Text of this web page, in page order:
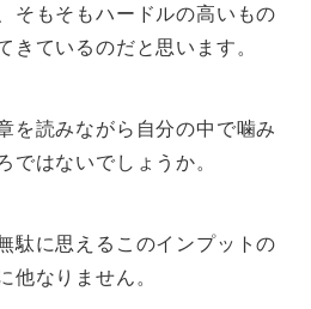
そもそもハードルの高いもの
きているのだと思います。
を読みながら自分の中で噛み
ではないでしょうか。
駄に思えるこのインプットの
他なりません。